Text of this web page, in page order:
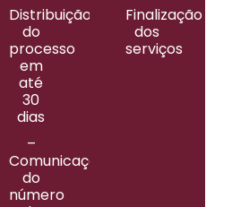
Distribuição
do
processo
em
até
30
dias
–
Comunicação
do
número
Finalização
dos
serviços